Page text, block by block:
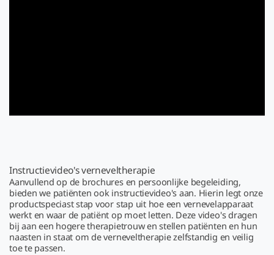
Instructievideo's verneveltherapie
Aanvullend op de brochures en persoonlijke begeleiding,
bieden we patiënten ook instructievideo's aan. Hierin legt onze
productspeciast stap voor stap uit hoe een vernevelapparaat
werkt en waar de patiënt op moet letten. Deze video's dragen
bij aan een hogere therapietrouw en stellen patiënten en hun
naasten in staat om de verneveltherapie zelfstandig en veilig
toe te passen.